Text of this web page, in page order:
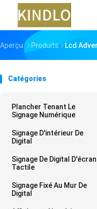
Aperçu Produits Lcd
Catégories
Plancher Tenant Le
Signage Numérique
Signage D'intérieur De
Digital
Signage De Digital D'écran
Tactile
Signage Fixé Au Mur De
Digital